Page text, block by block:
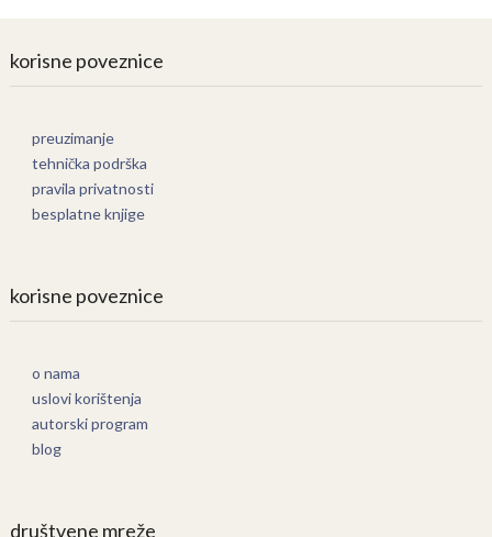
korisne poveznice
preuzimanje
tehnička podrška
pravila privatnosti
besplatne knjige
korisne poveznice
o nama
uslovi korištenja
autorski program
blog
društvene mreže